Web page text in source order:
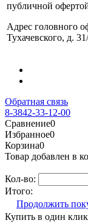
публичной
Адрес головного
Тухачевского, д.
Обратная связь
8-3842-33-12-00
Сравнение0
Избранное0
Корзина0
Товар добавлен в
Кол-во:
Итого:
Продолжить
Купить в один клик